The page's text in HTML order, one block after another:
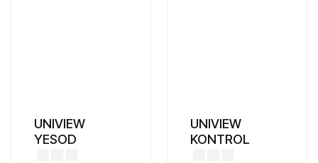
UNIVIEW
YESOD
UNIVIEW
KONTROL